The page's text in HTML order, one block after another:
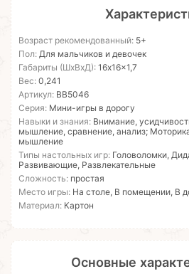
Возраст рекомендованный: 5+
Пол: Для мальчиков и девочек
Габариты (ШхВхД): 16x16x1,7
Вес: 0,241
Артикул: ВВ5046
Серия: Мини-игры в дорогу
Навыки и знания: Внимание,
мышление, сравнение, анализ;
мышление
Типы настольных игр: Головоломки,
Развивающие, Развлекательные
Сложность: простая
Место игры: На столе, В помещении, В
Материал: Картон
Основные